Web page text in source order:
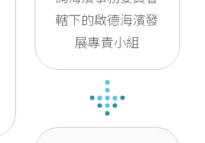
轄下的啟德海濱發
展專責小組